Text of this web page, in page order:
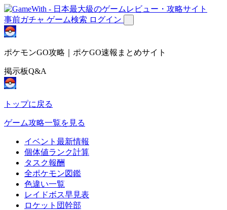
事前ガチャ ゲーム検索 ログイン
ポケモンGO攻略｜ポケGO速報まとめサイト
掲示板Q&A
トップに戻る
ゲーム攻略一覧を見る
イベント最新情報
個体値ランク計算
タスク報酬
全ポケモン図鑑
色違い一覧
レイドボス早見表
ロケット団幹部